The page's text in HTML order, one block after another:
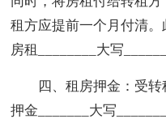
租方应提前一个月付清
房租________大写
四、租房押金：受转
押金_______大写